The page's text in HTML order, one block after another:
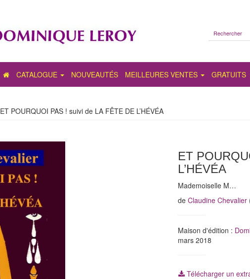
CATALOGUE NOUVEAUTÉS MEILLEURES VENTES GRATUITS
ET POURQUOI PAS ! suivi de LA FÊTE DE L’HÉVÉA
ET
L’HÉVÉA
Mademoiselle M…
de Claudine Chevalier
Maison d'édition :
mars 2018
Télécharger un